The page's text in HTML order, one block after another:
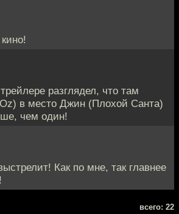
разглядел, что там
в место Джин (Плохой Санта)
чем один!
Как по мне, так главнее
всего: 22